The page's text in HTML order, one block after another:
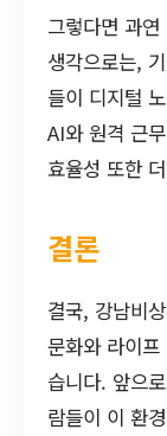
그렇다면 과
생각으로는,
들이 디지털
AI와 원격 근
효율성 또한
결론
결국, 강남비
문화와 라이
습니다. 앞으
람들이 이 환